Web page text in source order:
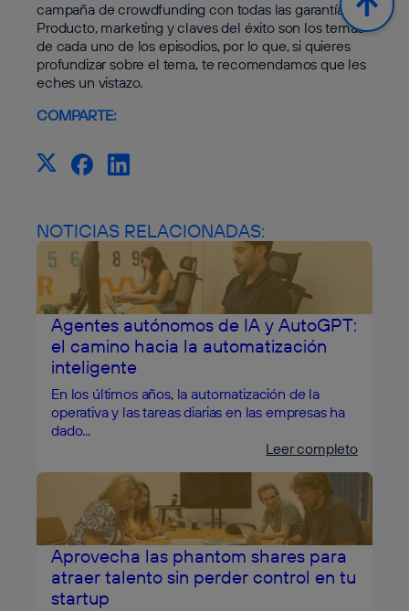
campaña de crowdfunding con todas las garantías.
Producto, marketing y claves del éxito son los temas
de cada uno de los episodios, por lo que, si quieres
profundizar sobre el tema, te recomendamos que les
eches un vistazo.
COMPARTE:
NOTICIAS RELACIONADAS:
Agentes autónomos de IA y AutoGPT:
el camino hacia la automatización
inteligente
En los últimos años, la automatización de la
operativa y las tareas diarias en las empresas ha
dado...
Leer completo
Aprovecha las phantom shares para
atraer talento sin perder control en tu
startup